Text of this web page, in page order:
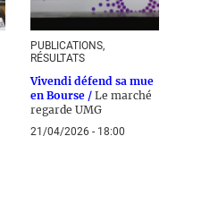
PUBLICATIONS,
RÉSULTATS
Vivendi défend sa mue
en Bourse / Le marché
regarde UMG
21/04/2026 - 18:00